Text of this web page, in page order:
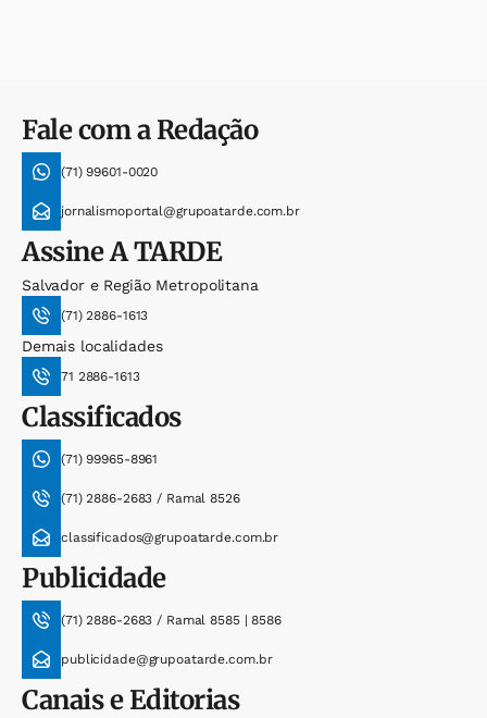
Fale com a Redação
(71) 99601-0020
jornalismoportal@grupoatarde.com.br
AssineA TARDE
Salvador e Região Metropolitana
(71) 2886-1613
Demais localidades
71 2886-1613
Classificados
(71) 99965-8961
(71) 2886-2683 / Ramal 8526
classificados@grupoatarde.com.br
Publicidade
(71) 2886-2683 / Ramal 8585 | 8586
publicidade@grupoatarde.com.br
Canais e Editorias